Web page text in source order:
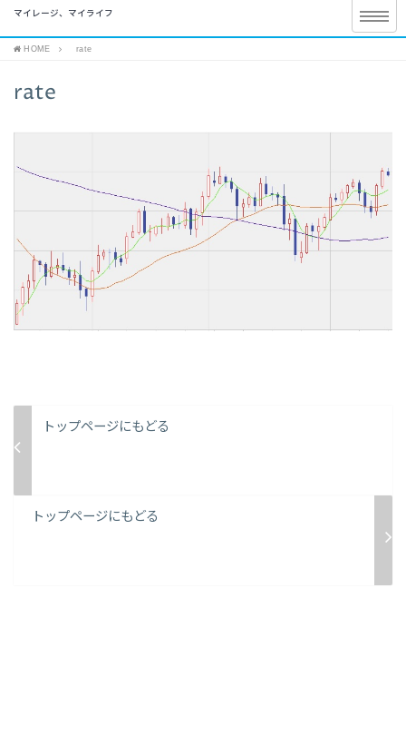
マイレージ、マイライフ
HOME rate
rate
トップページにもどる
トップページにもどる